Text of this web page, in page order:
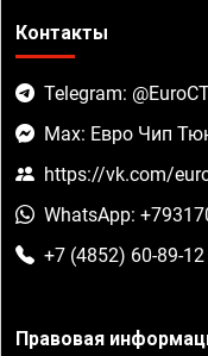
Контакты
Telegram:
Max: Евро Чип
https://vk.com/
WhatsApp:
+7 (4852) 60-89-12
Правовая